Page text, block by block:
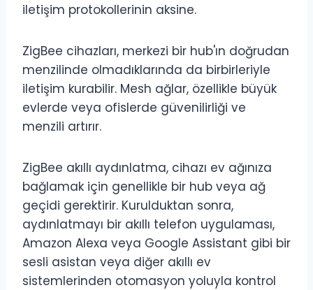
iletişim protokollerinin aksine.
ZigBee cihazları, merkezi bir hub'ın doğrudan
menzilinde olmadıklarında da birbirleriyle
iletişim kurabilir. Mesh ağlar, özellikle büyük
evlerde veya ofislerde güvenilirliği ve
menzili artırır.
ZigBee akıllı aydınlatma, cihazı ev ağınıza
bağlamak için genellikle bir hub veya ağ
geçidi gerektirir. Kurulduktan sonra,
aydınlatmayı bir akıllı telefon uygulaması,
Amazon Alexa veya Google Assistant gibi bir
sesli asistan veya diğer akıllı ev
sistemlerinden otomasyon yoluyla kontrol